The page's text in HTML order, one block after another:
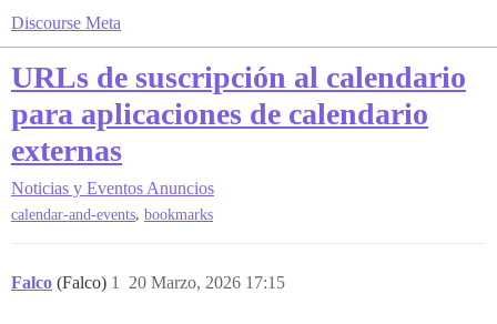
Discourse Meta
URLs de suscripción al calendario
para aplicaciones de calendario
externas
Noticias y Eventos Anuncios
calendar-and-events, bookmarks
Falco (Falco) 20 Marzo, 2026 17:15
1